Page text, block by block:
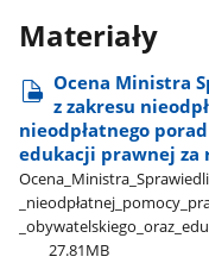
Materiały
Ocena Ministra
z zakresu
nieodpłatnego
edukacji prawnej za
27.81MB